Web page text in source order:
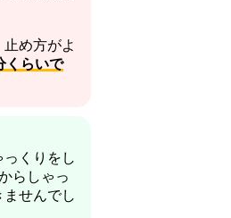
め方がよ
くらいで
くりをし
らしゃっ
せんでし